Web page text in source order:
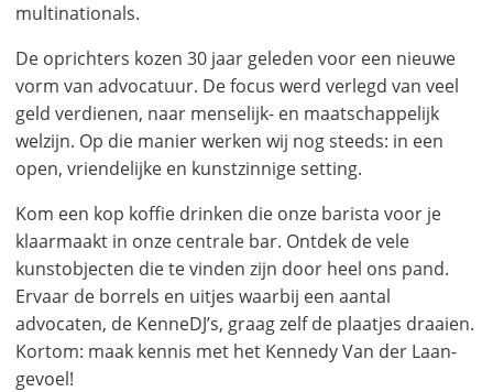
multinationals.
De oprichters kozen 30 jaar geleden voor een nieuwe
vorm van advocatuur. De focus werd verlegd van veel
geld verdienen, naar menselijk- en maatschappelijk
welzijn. Op die manier werken wij nog steeds: in een
open, vriendelijke en kunstzinnige setting.
Kom een kop koffie drinken die onze barista voor je
klaarmaakt in onze centrale bar. Ontdek de vele
kunstobjecten die te vinden zijn door heel ons pand.
Ervaar de borrels en uitjes waarbij een aantal
advocaten, de KenneDJ’s, graag zelf de plaatjes draaien.
Kortom: maak kennis met het Kennedy Van der Laan-
gevoel!